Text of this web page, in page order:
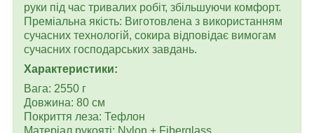
руки під час тривалих робіт, збільшуючи комфорт.
Преміальна якість: Виготовлена з використанням
сучасних технологій, сокира відповідає вимогам
сучасних господарських завдань.
Характеристики:
Вага: 2550 г
Довжина: 80 см
Покриття леза: Тефлон
Матеріал рукояті: Nylon + Fiberglass